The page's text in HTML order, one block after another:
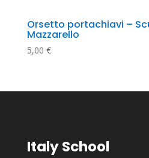
Orsetto portachiavi –
Mazzarello
5,00 €
Italy School